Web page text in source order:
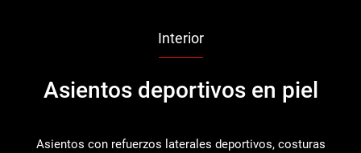
Interior
Asientos deportivos en piel
Asientos con refuerzos laterales deportivos, costuras